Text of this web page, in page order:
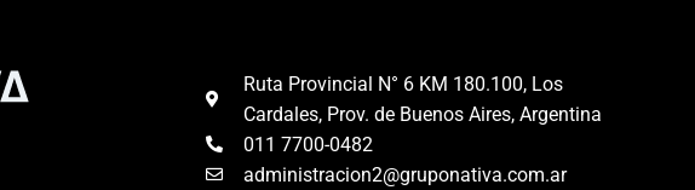
Ruta Provincial N° 6 KM 180.100, Los
Cardales, Prov. de Buenos Aires, Argentina
011 7700-0482
administracion2@gruponativa.com.ar